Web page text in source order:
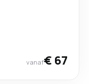
vanaf€ 67